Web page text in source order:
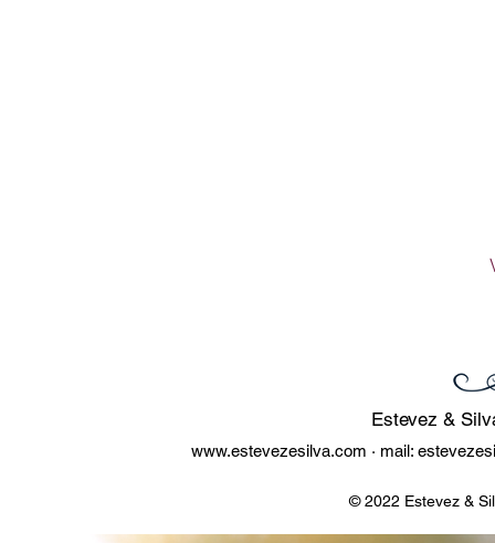
Estevez &
www.estevezesilva.com · mail:
© 2022 Estevez &